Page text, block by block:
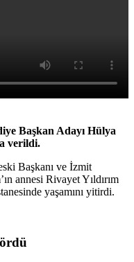
Başkan Adayı Hülya
verildi.
Başkanı ve İzmit
annesi Rivayet Yıldırım
yaşamını yitirdi.